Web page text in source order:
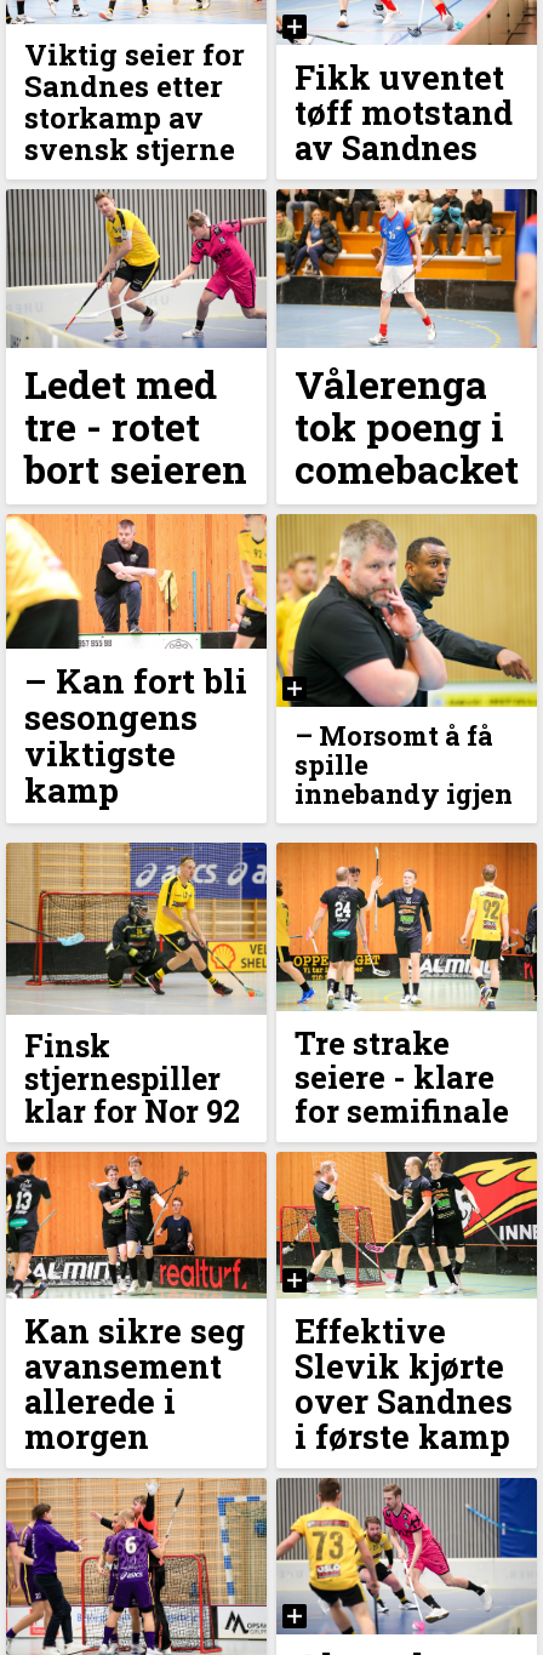
Viktig seier for
Sandnes etter
storkamp av
svensk stjerne
Fikk uventet
tøff motstand
av Sandnes
Ledet med
tre - rotet
bort seieren
Vålerenga
tok poeng i
comebacket
– Kan fort bli
sesongens
viktigste
kamp
–⁠ Morsomt å få
spille
innebandy igjen
Finsk
stjernespiller
klar for Nor 92
Tre strake
seiere - klare
for semifinale
Kan sikre seg
avansement
allerede i
morgen
Effektive
Slevik kjørte
over Sandnes
i første kamp